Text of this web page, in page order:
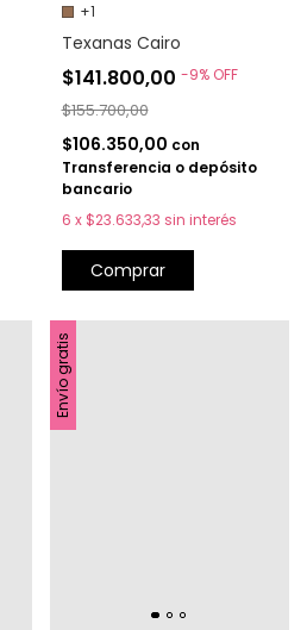
+1
Texanas Cairo
$141.800,00 -9% OFF
$155.700,00
$106.350,00 con
Transferencia o depósito
bancario
6 x $23.633,33 sin interés
Comprar
Envío gratis